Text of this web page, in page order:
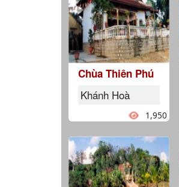
Chùa Thiên Phú
Khánh Hoà
1,950